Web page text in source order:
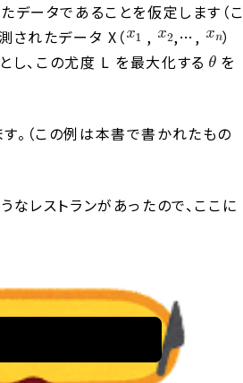
データであることを仮定します（こ
されたデータ X（ , ,…,
）
し、この尤度 L を最大化する
を
。（この例は本書で書かれたもの
なレストランがあったので、ここに